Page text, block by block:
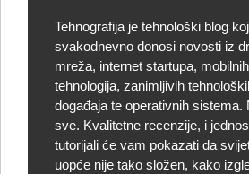
Tehnografija je tehnološki blog
svakodnevno donosi novosti iz
mreža, internet startupa, mobilnih
tehnologija, zanimljivih
događaja te operativnih sistema.
sve. Kvalitetne recenzije, i
tutorijali će vam pokazati da
uopće nije tako složen, kako